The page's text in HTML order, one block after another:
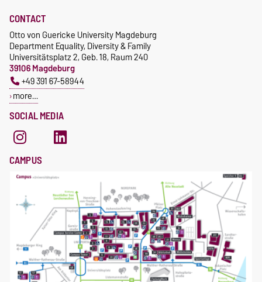
SOCIAL MEDIA
CONTACT
Otto von Guericke University Magdeburg
Department Equality, Diversity & Family
Universitätsplatz 2, Geb. 18, Raum 240
39106 Magdeburg
+49 391 67-58944
more…
CAMPUS